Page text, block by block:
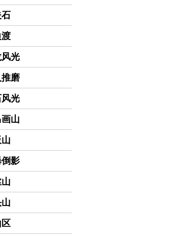
光
磨
光
山
影